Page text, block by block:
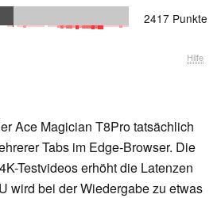
2417 Punkte
Hilfe
Ace Magician T8Pro tatsächlich
Tabs im Edge-Browser. Die
Testvideos erhöht die Latenzen
wird bei der Wiedergabe zu etwas